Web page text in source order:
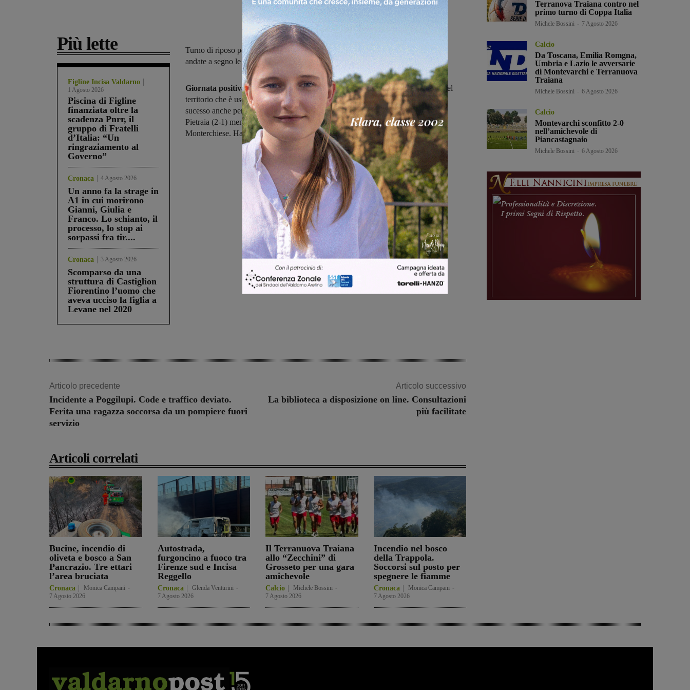
Più lette
Figline Incisa Valdarno
1 Agosto 2026
Piscina di Figline
finanziata oltre la
scadenza Pnrr, il
gruppo di Fratelli
d’Italia: “Un
ringraziamento al
Governo”
Cronaca 4 Agosto 2026
Un anno fa la strage in
A1 in cui morirono
Gianni, Giulia e
Franco. Lo schianto, il
processo, lo stop ai
sorpassi fra tir....
Cronaca 3 Agosto 2026
Scomparso da una
struttura di Castiglion
Fiorentino l’uomo che
aveva ucciso la figlia a
Levane nel 2020
Turno di riposo per l’Atletico Valdambra, pareggio del Badia a Roti mentre sono
andate a segno le altre valdarnesi impegnate in questo torneo
Giornata positivaper le valdarnesi di Terza categoria, con nessuna compagine del
territorio che è uscita sconfitta. La capolistaLoreseha vinto 1-5 a Indicatore,
sucesso anche perTosi e Ottaviano Pazzi
che hanno battuto San Marco (3-0) e
Pietraia (2-1) mentre ilBadia a Rotinon è andato oltre lo 0-0 in casa con la
Monterchiese. Ha osservato il turno di riposo l'Atletico Valdambra.
Articolo precedente
Incidente a Poggilupi. Code e traffico deviato.
Ferita una ragazza soccorsa da un pompiere fuori
servizio
Articolo successivo
La biblioteca a disposizione on line. Consultazioni
più facilitate
Articoli correlati
Bucine, incendio di
oliveta e bosco a San
Pancrazio. Tre ettari
l’area bruciata
Cronaca Monica Campani
7 Agosto 2026
Autostrada,
furgoncino a fuoco tra
Firenze sud e Incisa
Reggello
Cronaca Glenda Venturini
7 Agosto 2026
Il Terranuova Traiana
allo “Zecchini” di
Grosseto per una gara
amichevole
Calcio Michele Bossini
7 Agosto 2026
Incendio nel bosco
della Trappola.
Soccorsi sul posto per
spegnere le fiamme
Cronaca Monica Campani
7 Agosto 2026
Terranova Traiana contro nel
primo turno di Coppa Italia
Michele Bossini 7 Agosto 2026
Calcio
Da Toscana, Emilia Romgna,
Umbria e Lazio le avversarie
di Montevarchi e Terranuova
Traiana
Michele Bossini 6 Agosto 2026
Calcio
Montevarchi sconfitto 2-0
nell’amichevole di
Piancastagnaio
Michele Bossini 6 Agosto 2026